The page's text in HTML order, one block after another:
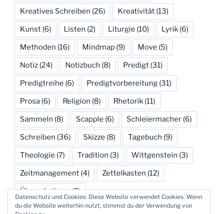
Kreatives Schreiben (26) Kreativität (13)
Kunst (6) Listen (2) Liturgie (10) Lyrik (6)
Methoden (16) Mindmap (9) Move (5)
Notiz (24) Notizbuch (8) Predigt (31)
Predigtreihe (6) Predigtvorbereitung (31)
Prosa (6) Religion (8) Rhetorik (11)
Sammeln (8) Scapple (6) Schleiermacher (6)
Schreiben (36) Skizze (8) Tagebuch (9)
Theologie (7) Tradition (3) Wittgenstein (3)
Zeitmanagement (4) Zettelkasten (12)
Überarbeitung(3)
Datenschutz und Cookies: Diese Website verwendet Cookies. Wenn
du die Website weiterhin nutzt, stimmst du der Verwendung von